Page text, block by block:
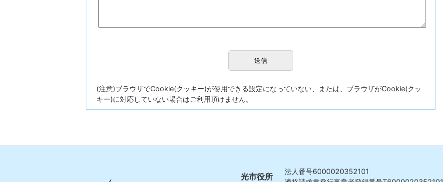
(注意)ブラウザでCookie(クッキー)が使用できる設定になっていない、または、ブラウザがCookie(クッ
キー)に対応していない場合はご利用頂けません。
光市役所
法人番号6000020352101